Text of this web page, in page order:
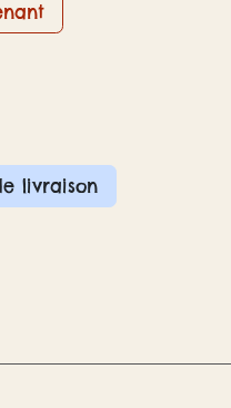
livraison